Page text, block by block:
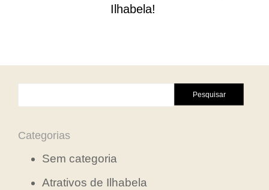
Ilhabela!
Pesquisar
por:
Categorias
Sem categoria
Atrativos de Ilhabela